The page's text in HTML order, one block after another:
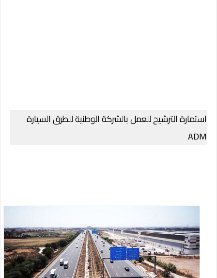
استمارة الترشيح للعمل بالشركة الوطنية للطرق السيارة
ADM